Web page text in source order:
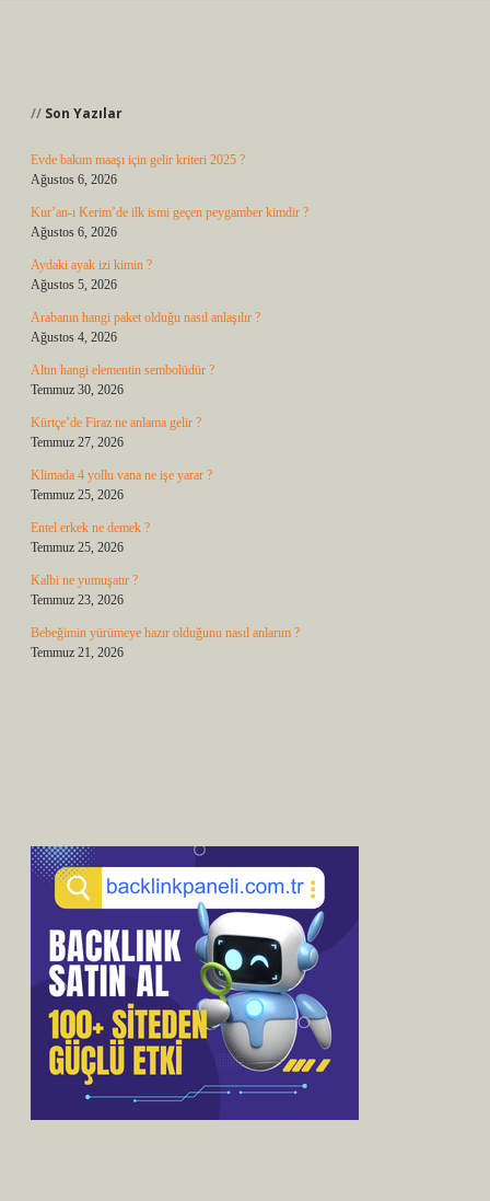
Son Yazılar
Evde bakım maaşı için gelir kriteri 2025 ?
Ağustos 6, 2026
Kur’an-ı Kerim’de ilk ismi geçen peygamber kimdir ?
Ağustos 6, 2026
Aydaki ayak izi kimin ?
Ağustos 5, 2026
Arabanın hangi paket olduğu nasıl anlaşılır ?
Ağustos 4, 2026
Altın hangi elementin sembolüdür ?
Temmuz 30, 2026
Kürtçe’de Firaz ne anlama gelir ?
Temmuz 27, 2026
Klimada 4 yollu vana ne işe yarar ?
Temmuz 25, 2026
Entel erkek ne demek ?
Temmuz 25, 2026
Kalbi ne yumuşatır ?
Temmuz 23, 2026
Bebeğimin yürümeye hazır olduğunu nasıl anlarım ?
Temmuz 21, 2026